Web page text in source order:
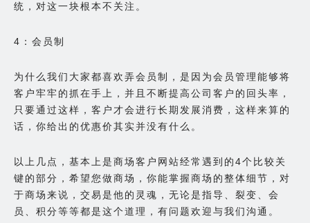
统，对这一块根本不关注。
4：会员制
为什么我们大家都喜欢弄会员制，是因为会员管理能够将
客户牢牢的抓在手上，并且不断提高公司客户的回头率，
只要通过这样，客户才会进行长期发展消费，这样来算的
话，你给出的优惠价其实并没有什么。
以上几点，基本上是商场客户网站经常遇到的4个比较关
键的部分，希望您做商场，你能掌握商场的整体细节，对
于商场来说，交易是他的灵魂，无论是指导、裂变、会
员、积分等等都是这个道理，有问题欢迎与我们沟通。